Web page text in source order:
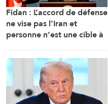
Fidan : L’accord de défense
ne vise pas l’Iran et
personne n’est une cible à
membres